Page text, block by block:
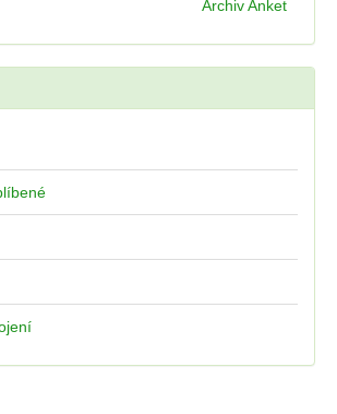
Archiv Anket